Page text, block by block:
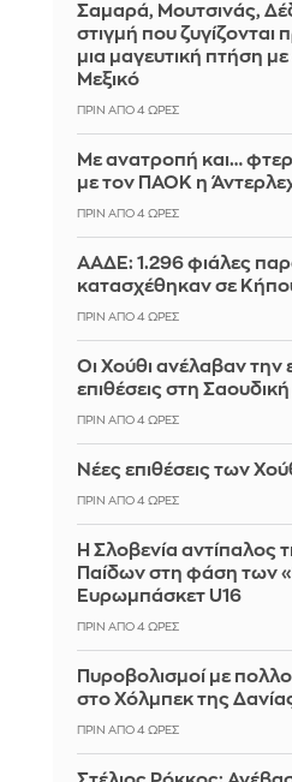
Σαμαρά, Μουτσινάς,
στιγμή που ζυγίζονται
μια μαγευτική πτήση
Μεξικό
ΠΡΙΝ ΑΠΌ 4 ΏΡΕΣ
Με ανατροπή και…
με τον ΠΑΟΚ η
ΠΡΙΝ ΑΠΌ 4 ΏΡΕΣ
ΑΑΔΕ: 1.296 φιάλες
κατασχέθηκαν σε
ΠΡΙΝ ΑΠΌ 4 ΏΡΕΣ
Οι Χούθι ανέλαβαν την
επιθέσεις στη
ΠΡΙΝ ΑΠΌ 4 ΏΡΕΣ
Νέες επιθέσεις των
ΠΡΙΝ ΑΠΌ 4 ΏΡΕΣ
Η Σλοβενία αντίπαλος
Παίδων στη φάση των
Ευρωμπάσκετ U16
ΠΡΙΝ ΑΠΌ 4 ΏΡΕΣ
Πυροβολισμοί με
στο Χόλμπεκ της
ΠΡΙΝ ΑΠΌ 4 ΏΡΕΣ